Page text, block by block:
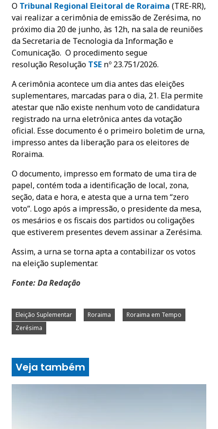
O Tribunal Regional Eleitoral de Roraima (TRE-RR),
vai realizar a cerimônia de emissão de Zerésima, no
próximo dia 20 de junho, às 12h, na sala de reuniões
da Secretaria de Tecnologia da Informação e
Comunicação. O procedimento segue
resolução Resolução TSE nº 23.751/2026.
A cerimônia acontece um dia antes das eleições
suplementares, marcadas para o dia, 21. Ela permite
atestar que não existe nenhum voto de candidatura
registrado na urna eletrônica antes da votação
oficial. Esse documento é o primeiro boletim de urna,
impresso antes da liberação para os eleitores de
Roraima.
O documento, impresso em formato de uma tira de
papel, contém toda a identificação de local, zona,
seção, data e hora, e atesta que a urna tem “zero
voto”. Logo após a impressão, o presidente da mesa,
os mesários e os fiscais dos partidos ou coligações
que estiverem presentes devem assinar a Zerésima.
Assim, a urna se torna apta a contabilizar os votos
na eleição suplementar.
Fonte: Da Redação
Eleição Suplementar Roraima
Roraima em Tempo
Zerésima
Veja também